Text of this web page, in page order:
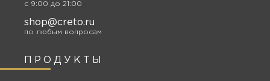
ПРОДУКТЫ
c 9:00 до 21:00
shop@creto.ru
по любым вопросам